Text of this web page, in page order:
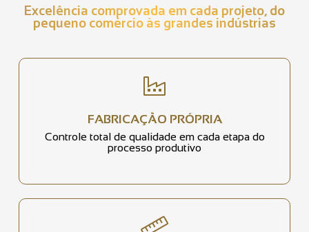
Excelência comprovada em cada projeto, do
pequeno comércio às grandes indústrias
FABRICAÇÃO PRÓPRIA
Controle total de qualidade em cada etapa do
processo produtivo